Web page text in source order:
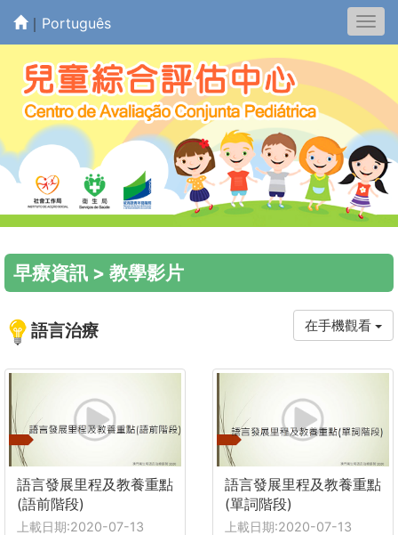
｜ Português
早療資訊 > 教學影片
語言治療 在手機觀看
語言發展里程及教養重點
(語前階段)
上載日期:2020-07-13
語言發展里程及教養重點
(單詞階段)
上載日期:2020-07-13